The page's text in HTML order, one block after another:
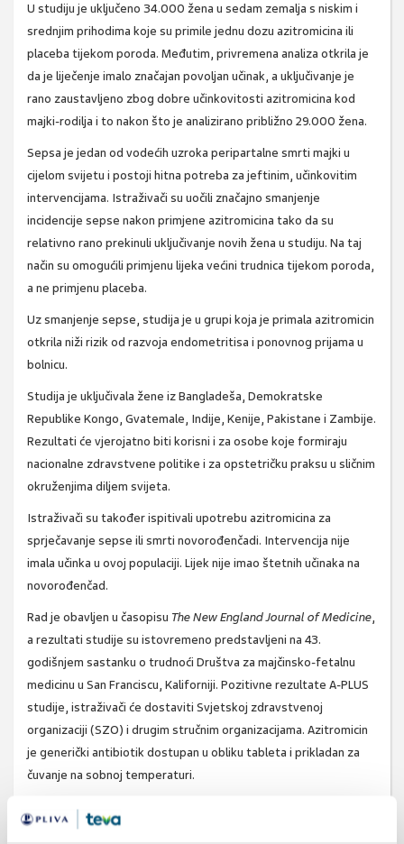
U studiju je uključeno 34.000 žena u sedam zemalja s niskim i
srednjim prihodima koje su primile jednu dozu azitromicina ili
placeba tijekom poroda. Međutim, privremena analiza otkrila je
da je liječenje imalo značajan povoljan učinak, a uključivanje je
rano zaustavljeno zbog dobre učinkovitosti azitromicina kod
majki-rodilja i to nakon što je analizirano približno 29.000 žena.
Sepsa je jedan od vodećih uzroka peripartalne smrti majki u
cijelom svijetu i postoji hitna potreba za jeftinim, učinkovitim
intervencijama. Istraživači su uočili značajno smanjenje
incidencije sepse nakon primjene azitromicina tako da su
relativno rano prekinuli uključivanje novih žena u studiju. Na taj
način su omogućili primjenu lijeka većini trudnica tijekom poroda,
a ne primjenu placeba.
Uz smanjenje sepse, studija je u grupi koja je primala azitromicin
otkrila niži rizik od razvoja endometritisa i ponovnog prijama u
bolnicu.
Studija je uključivala žene iz Bangladeša, Demokratske
Republike Kongo, Gvatemale, Indije, Kenije, Pakistane i Zambije.
Rezultati će vjerojatno biti korisni i za osobe koje formiraju
nacionalne zdravstvene politike i za opstetričku praksu u sličnim
okruženjima diljem svijeta.
Istraživači su također ispitivali upotrebu azitromicina za
sprječavanje sepse ili smrti novorođenčadi. Intervencija nije
imala učinka u ovoj populaciji. Lijek nije imao štetnih učinaka na
novorođenčad.
Rad je obavljen u časopisu The New England Journal of Medicine,
a rezultati studije su istovremeno predstavljeni na 43.
godišnjem sastanku o trudnoći Društva za majčinsko-fetalnu
medicinu u San Franciscu, Kaliforniji. Pozitivne rezultate A-PLUS
studije, istraživači će dostaviti Svjetskoj zdravstvenoj
organizaciji (SZO) i drugim stručnim organizacijama. Azitromicin
je generički antibiotik dostupan u obliku tableta i prikladan za
čuvanje na sobnoj temperaturi.
Ponosni smo što je azitromicin plod rada Plivinih
istraživača.